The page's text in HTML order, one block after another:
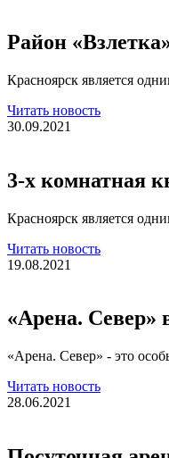
Район
Красноярск является
Читать новость
30.09.2021
3-х комнатная
Красноярск является
Читать новость
19.08.2021
«Арена. Север»
«Арена. Север» - это
Читать новость
28.06.2021